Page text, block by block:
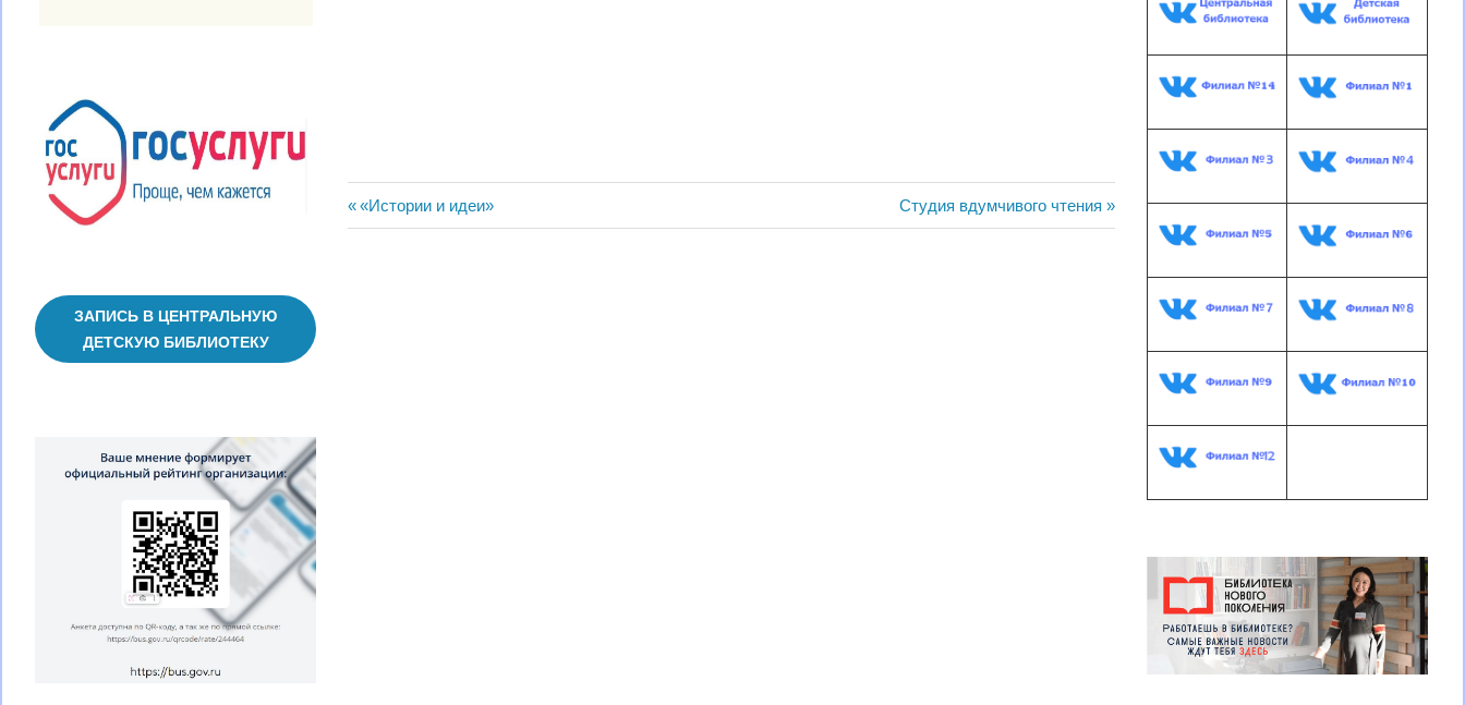
Навигация
Предыдущая
запись:
«Истории и идеи»
Следующая
запись:
Студия вдумчивого чтения
ЗАПИСЬ В ЦЕНТРАЛЬНУЮ
ДЕТСКУЮ БИБЛИОТЕКУ